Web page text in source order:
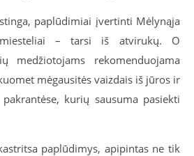
paplūdimiai įvertinti Mėlynąja
miesteliai – tarsi iš atvirukų. O
medžiotojams rekomenduojama
mėgausitės vaizdais iš jūros ir
kurių sausuma pasiekti
paplūdimys, apipintas ne tik